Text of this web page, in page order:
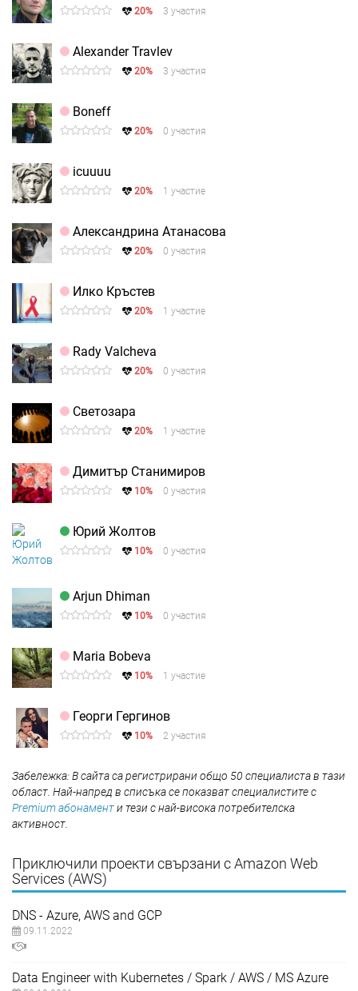
20% 3 участия
Alexander Travlev
20% 3 участия
Boneff
20% 0 участия
icuuuu
20% 1 участие
Александрина Атанасова
20% 0 участия
Илко Кръстев
20% 1 участие
Rady Valcheva
20% 0 участия
Светозара
20% 1 участие
Димитър Станимиров
10% 0 участия
Юрий Жолтов
10% 0 участия
Arjun Dhiman
10% 0 участия
Maria Bobeva
10% 1 участие
Георги Гергинов
10% 2 участия
Забележка: В сайта са регистрирани общо 50 специалиста в тази
област. Най-напред в списъка се показват специалистите с
Premium абонаменти тези с най-висока потребителска
активност.
Приключили проекти свързани с Amazon Web
Services (AWS)
DNS - Azure, AWS and GCP
09.11.2022
Data Engineer with Kubernetes / Spark / AWS / MS Azure